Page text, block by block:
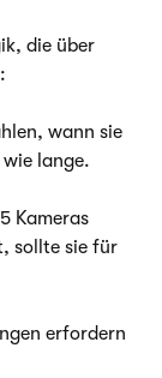
die über
wann sie
lange.
Kameras
sollte sie für
erfordern